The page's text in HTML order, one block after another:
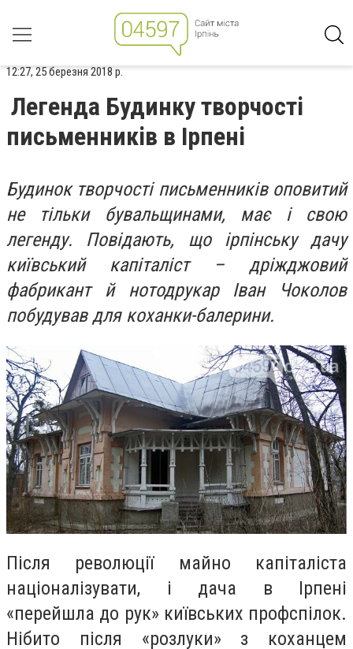
12:27, 25 березня 2018 р.
Легенда Будинку творчості
письменників в Ірпені
Будинок творчості письменників оповитий
не тільки бувальщинами, має і свою
легенду. Повідають, що ірпінську дачу
київський капіталіст – дріжджовий
фабрикант й нотодрукар Іван Чоколов
побудував для коханки-балерини.
Після революції майно капіталіста
націоналізувати, і дача в Ірпені
«перейшла до рук» київських профспілок.
Нібито після «розлуки» з коханцем